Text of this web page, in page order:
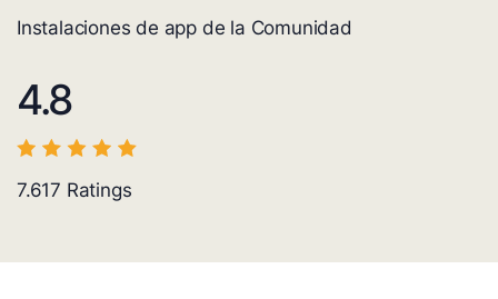
Instalaciones de app de la Comunidad
4.8
7.617 Ratings